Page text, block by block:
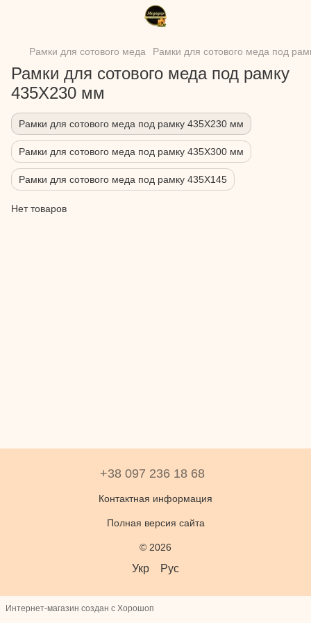
Рамки для сотового меда Рамки для сотового меда под
Рамки для сотового меда под рамку
435Х230 мм
Рамки для сотового меда под рамку 435Х230 мм
Рамки для сотового меда под рамку 435Х300 мм
Рамки для сотового меда под рамку 435Х145
Нет товаров
+38 097 236 18 68
Контактная информация
Полная версия сайта
© 2026
Укр Рус
Интернет-магазин создан с Хорошоп